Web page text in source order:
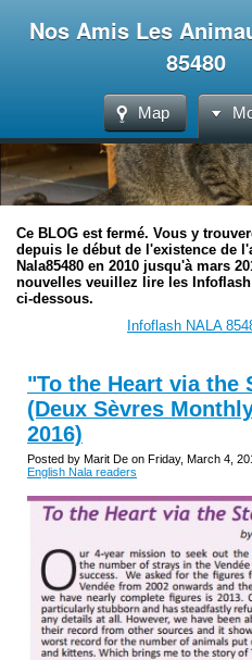
Nos Amis Les
85480
Map
Ce BLOG est fermé. Vous y
depuis le début de l'existence de
Nala85480 en 2010 jusqu'à mars
nouvelles veuillez lire les
ci-dessous.
Infoflash NALA
"To the Heart via the
(Deux Sèvres
2016)
Posted by Marit De on Friday, March 4,
English Nala readers